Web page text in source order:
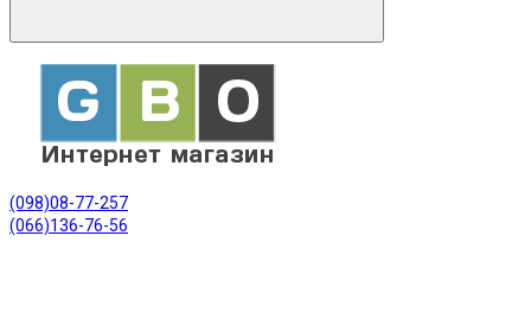
(098)08-77-257
(066)136-76-56